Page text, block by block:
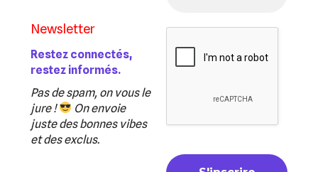
Newsletter
Restez connectés,
restez informés.
Pas de spam, on vous le
jure !
On envoie
juste des bonnes vibes
et des exclus.